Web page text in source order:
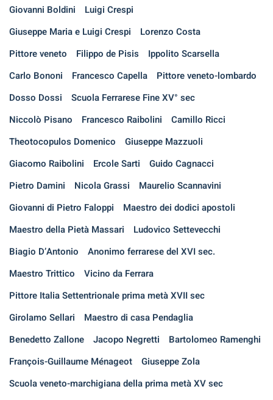
Giovanni Boldini
Luigi Crespi
Giuseppe Maria e Luigi Crespi
Lorenzo Costa
Pittore veneto
Filippo de Pisis
Ippolito Scarsella
Carlo Bononi
Francesco Capella
Pittore veneto-lombardo
Dosso Dossi
Scuola Ferrarese Fine XV° sec
Niccolò Pisano
Francesco Raibolini
Camillo Ricci
Theotocopulos Domenico
Giuseppe Mazzuoli
Giacomo Raibolini
Ercole Sarti
Guido Cagnacci
Pietro Damini
Nicola Grassi
Maurelio Scannavini
Giovanni di Pietro Faloppi
Maestro dei dodici apostoli
Maestro della Pietà Massari
Ludovico Settevecchi
Biagio D’Antonio
Anonimo ferrarese del XVI sec.
Maestro Trittico
Vicino da Ferrara
Pittore Italia Settentrionale prima metà XVII sec
Girolamo Sellari
Maestro di casa Pendaglia
Benedetto Zallone
Jacopo Negretti
Bartolomeo Ramenghi
François-Guillaume Ménageot
Giuseppe Zola
Scuola veneto-marchigiana della prima metà XV sec